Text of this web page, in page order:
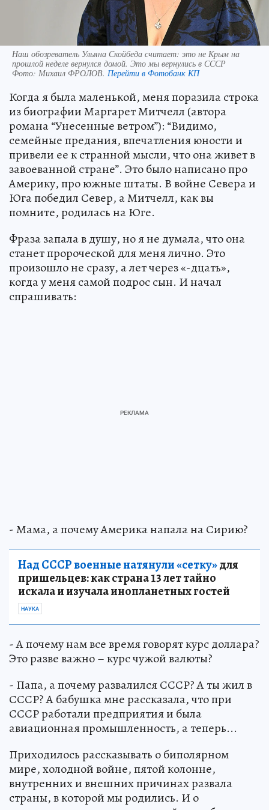
Наш обозреватель Ульяна Скойбеда считает: это не Крым на
прошлой неделе вернулся домой. Это мы вернулись в СССР
Фото: Михаил ФРОЛОВ. Перейти в Фотобанк КП
Когда я была маленькой, меня поразила строка
из биографии Маргарет Митчелл (автора
романа “Унесенные ветром”): “Видимо,
семейные предания, впечатления юности и
привели ее к странной мысли, что она живет в
завоеванной стране”. Это было написано про
Америку, про южные штаты. В войне Севера и
Юга победил Север, а Митчелл, как вы
помните, родилась на Юге.
Фраза запала в душу, но я не думала, что она
станет пророческой для меня лично. Это
произошло не сразу, а лет через «-дцать»,
когда у меня самой подрос сын. И начал
спрашивать:
- Мама, а почему Америка напала на Сирию?
Над СССР военные натянули «сетку»для
пришельцев: как страна 13 лет тайно
искала и изучала инопланетных гостей
НАУКА
- А почему нам все время говорят курс доллара?
Это разве важно – курс чужой валюты?
- Папа, а почему развалился СССР? А ты жил в
СССР? А бабушка мне рассказала, что при
СССР работали предприятия и была
авиационная промышленность, а теперь...
Приходилось рассказывать о биполярном
мире, холодной войне, пятой колонне,
внутренних и внешних причинах развала
страны, в которой мы родились. И о